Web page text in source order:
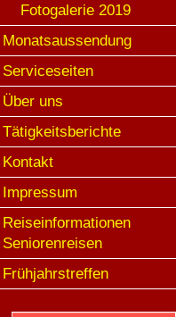
Fotogalerie 2019
Monatsaussendung
Serviceseiten
Über uns
Tätigkeitsberichte
Kontakt
Impressum
Reiseinformationen
Seniorenreisen
Frühjahrstreffen